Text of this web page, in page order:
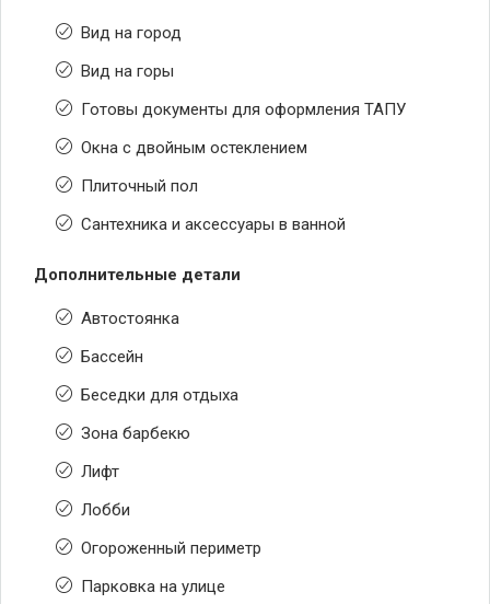
Вид на город
Вид на горы
Готовы документы для оформления ТАПУ
Окна с двойным остеклением
Плиточный пол
Сантехника и аксессуары в ванной
Дополнительные детали
Автостоянка
Бассейн
Беседки для отдыха
Зона барбекю
Лифт
Лобби
Огороженный периметр
Парковка на улице